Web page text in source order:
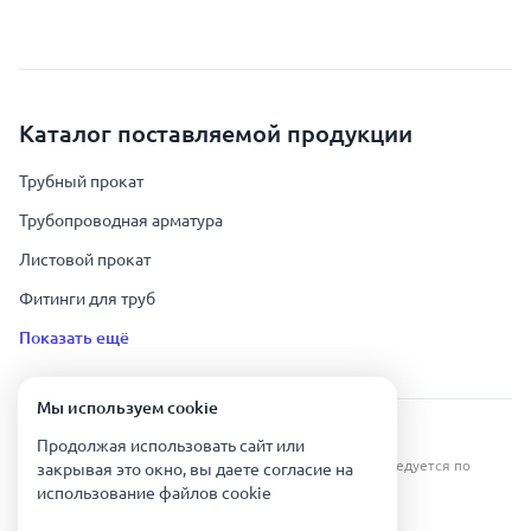
Каталог поставляемой продукции
Трубный прокат
Трубопроводная арматура
Листовой прокат
Фитинги для труб
Показать ещё
Урал Тех Экспорт — Казахстан © 2019-
Все права защищены. Копирование информации преследуется по
Мы используем сookie
Продолжая использовать сайт или
закрывая это окно, вы даете согласие на
использование файлов сookie